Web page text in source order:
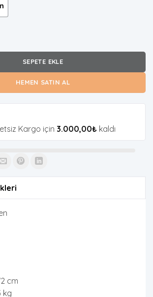
SEPETE EKLE
HEMEN SATIN AL
Kargo için 3.000,00₺kaldı
cm
kg